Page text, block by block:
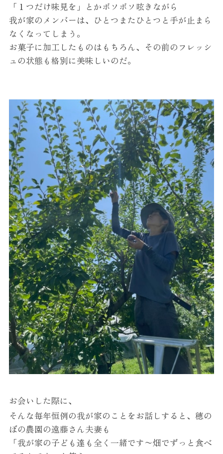
「１つだけ味見を」とかボソボソ呟きながら
我が家のメンバーは、 ひとつまたひとつと手が止まら
なくなってしまう。
お菓子に加工したものはもちろん、 その前のフレッシ
ュの状態も格別に美味しいのだ。
お会いした際に、
そんな毎年恒例の我が家のことをお話しすると、穂の
ぼの農園の遠藤さん夫妻も
「我が家の子ども達も全く一緒です〜畑でずっと食べ